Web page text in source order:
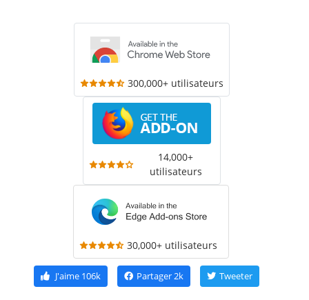
300,000+ utilisateurs
14,000+
utilisateurs
30,000+ utilisateurs
J'aime106k Partager2k Tweeter